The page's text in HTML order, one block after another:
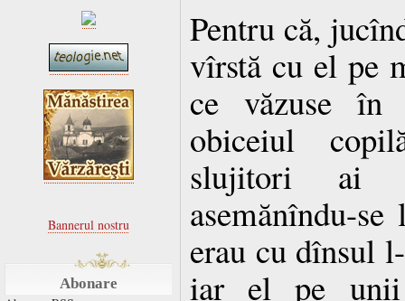
Bannerul nostru
Abonare
Pentru că,
vîrstă cu el pe
ce văzuse în
obiceiul
slujitori ai
asemănîndu-
erau cu dînsul
iar el pe unii